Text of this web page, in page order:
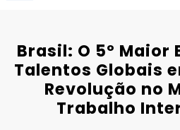
Brasil: O 5º Maior
Talentos Globais
Revolução no
Trabalho